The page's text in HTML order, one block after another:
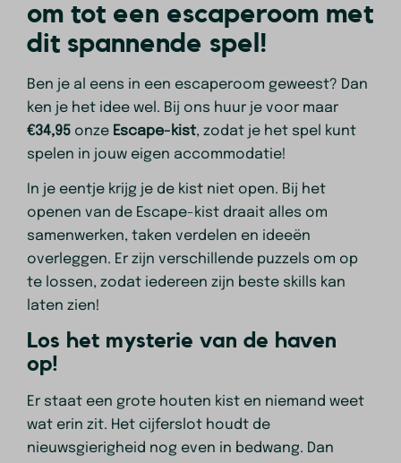
om tot een escaperoom met
dit spannende spel!
Ben je al eens in een escaperoom geweest? Dan
ken je het idee wel. Bij ons huur je voor maar
€34,95 onze Escape-kist, zodat je het spel kunt
spelen in jouw eigen accommodatie!
In je eentje krijg je de kist niet open. Bij het
openen van de Escape-kist draait alles om
samenwerken, taken verdelen en ideeën
overleggen. Er zijn verschillende puzzels om op
te lossen, zodat iedereen zijn beste skills kan
laten zien!
Los het mysterie van de haven
op!
Er staat een grote houten kist en niemand weet
wat erin zit. Het cijferslot houdt de
nieuwsgierigheid nog even in bedwang. Dan